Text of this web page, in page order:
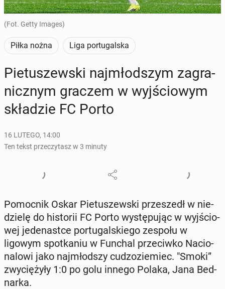
(Fot. Getty Images)
Piłka nożna Liga portugalska
Pie­tu­szew­ski naj­młod­szym za­gra­
nicz­nym graczem w wyj­ścio­wym
skła­dzie FC Porto
16 LUTEGO, 14:00
Ten tekst przeczytasz w 3 minuty
Po­moc­nik Oskar Pie­tu­szew­ski prze­szedł w nie­
dzie­lę do hi­sto­rii FC Porto wy­stę­pu­jąc w wyj­ścio­
wej je­de­na­st­ce por­tu­gal­skie­go zespołu w
ligowym spo­tka­niu w Funchal prze­ciw­ko Na­cio­
na­lo­wi jako naj­młod­szy cu­dzo­zie­miec. "Smoki”
zwy­cię­ży­ły 1:0 po golu innego Polaka, Jana Bed­
nar­ka.